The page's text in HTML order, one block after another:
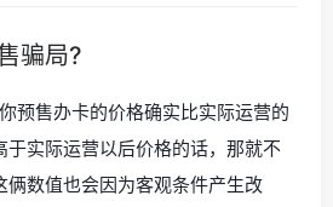
骗局?
预售办卡的价格确实比实际运营的
于实际运营以后价格的话，那就不
俩数值也会因为客观条件产生改